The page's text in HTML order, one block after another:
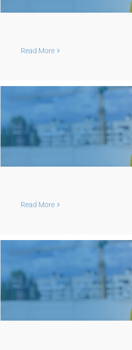
Read More
Read More